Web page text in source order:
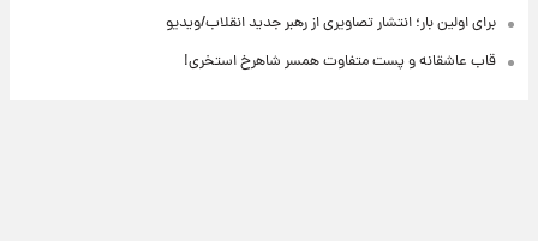
برای اولین بار؛ انتشار تصاویری از رهبر جدید انقلاب/ویدیو
قاب عاشقانه و پست متفاوت همسر شاهرخ استخری!